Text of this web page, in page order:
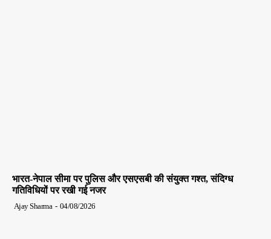
भारत-नेपाल सीमा पर पुलिस और एसएसबी की संयुक्त गश्त, संदिग्ध
गतिविधियों पर रखी गई नजर
Ajay Sharma - 04/08/2026